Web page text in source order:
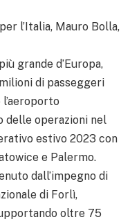
l’Italia, Mauro Bolla,
grande d’Europa,
di passeggeri
delle operazioni nel
estivo 2023 con
e Palermo.
dall’impegno di
di Forlì,
oltre 75